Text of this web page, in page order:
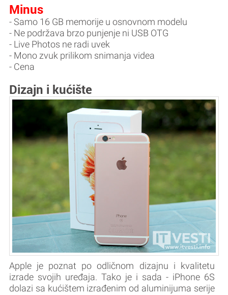
Minus
- Samo 16 GB memorije u osnovnom modelu
- Ne podržava brzo punjenje ni USB OTG
- Live Photos ne radi uvek
- Mono zvuk prilikom snimanja videa
- Cena
Dizajn i kućište
Apple je poznat po odličnom dizajnu i kvalitetu
izrade svojih uređaja. Tako je i sada - iPhone 6S
dolazi sa kućištem izrađenim od aluminijuma serije